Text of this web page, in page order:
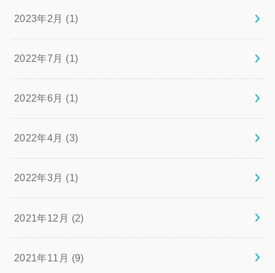
2023年2月 (1)
2022年7月 (1)
2022年6月 (1)
2022年4月 (3)
2022年3月 (1)
2021年12月 (2)
2021年11月 (9)